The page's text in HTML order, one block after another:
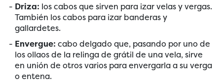
Driza: los cabos que sirven para izar velas y vergas.
También los cabos para izar banderas y
gallardetes.
Envergue: cabo delgado que, pasando por uno de
los ollaos de la relinga de grátil de una vela, sirve
en unión de otros varios para envergarla a su verga
o entena.